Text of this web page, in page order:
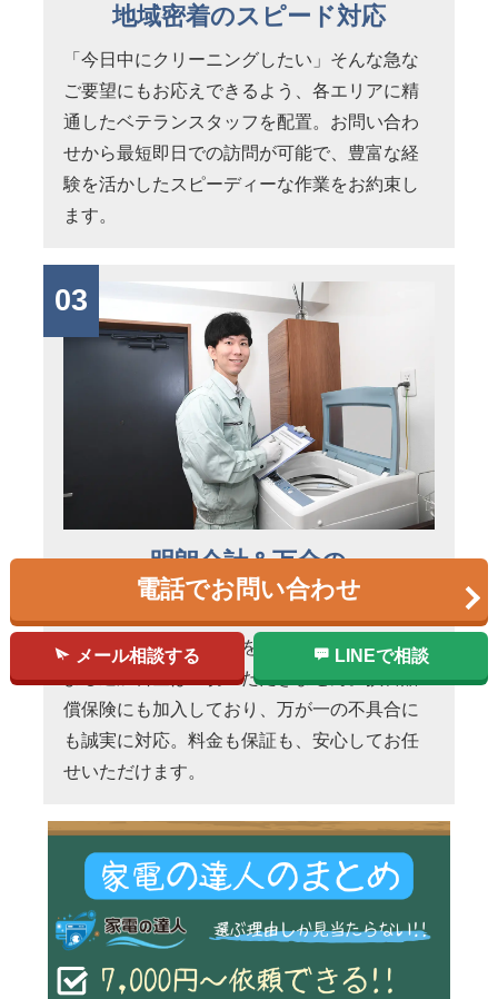
地域密着のスピード対応
「今日中にクリーニングしたい」そんな急な
ご要望にもお応えできるよう、各エリアに精
通したベテランスタッフを配置。お問い合わ
せから最短即日での訪問が可能で、豊富な経
験を活かしたスピーディーな作業をお約束し
ます。
03
明朗会計＆万全の
アフターフォロー
作業前に必ずお見積りを提示し、汚れ具合に
よる追加料金は一切いただきません。損害賠
償保険にも加入しており、万が一の不具合に
も誠実に対応。料金も保証も、安心してお任
せいただけます。
電話でお問い合わせ
メール相談する LINEで相談